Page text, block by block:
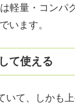
軽量・コンパ
います。
て使える
いて、しかも